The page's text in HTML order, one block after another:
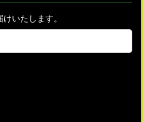
いたします。